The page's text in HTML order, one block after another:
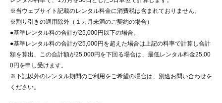
※当ウェブサイト記載のレンタル料金に消費税は含まれておりません。
※割り引きの適用除外（１カ月未満のご契約の場合）
●基準レンタル料の合計が25,000円以下の場合。
●基準レンタル料の合計が25,000円を超えた場合は上記の料率で計算し合計
額を算出、この合計額が25,000円を下回る場合は、最低レンタル料金25,00
0円を申し受けます。
※下記以外のレンタル期間のご利用をご希望の場合は、別途お問い合わせを
ください。